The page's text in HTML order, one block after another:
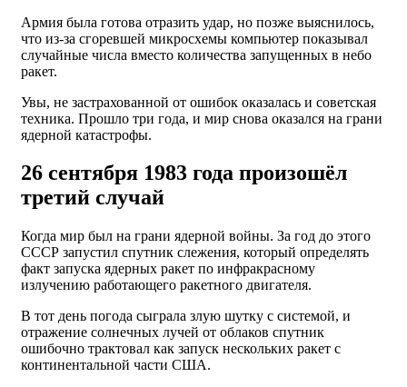
Армия была готова отразить удар, но позже выяснилось,
что из-за сгоревшей микросхемы компьютер показывал
случайные числа вместо количества запущенных в небо
ракет.
Увы, не застрахованной от ошибок оказалась и советская
техника. Прошло три года, и мир снова оказался на грани
ядерной катастрофы.
26 сентября 1983 года произошёл
третий случай
Когда мир был на грани ядерной войны. За год до этого
СССР запустил спутник слежения, который определять
факт запуска ядерных ракет по инфракрасному
излучению работающего ракетного двигателя.
В тот день погода сыграла злую шутку с системой, и
отражение солнечных лучей от облаков спутник
ошибочно трактовал как запуск нескольких ракет с
континентальной части США.